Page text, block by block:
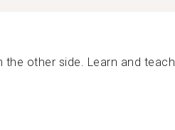
the other side. Learn and teach